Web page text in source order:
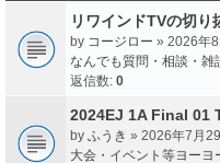
リワインドTVの切り
by コージロー » 2026年
なんでも質問・相談・雑
返信数: 0
2024EJ 1A Final 01
by ふうき » 2026年7月
大会・イベント等ヨーヨ